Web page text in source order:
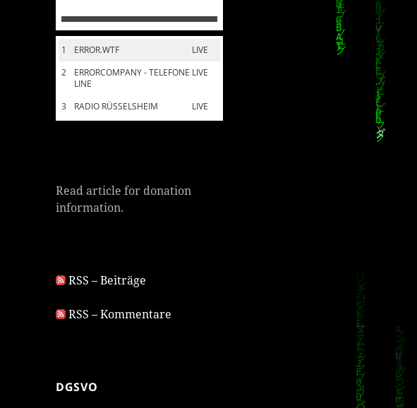
1 LIVE
ERROR.WTF
2
LIVE
ERRORCOMPANY - TELEFONE
LINE
3
LIVE
RADIO RÜSSELSHEIM
Read article for donation
information.
RSS – Beiträge
RSS – Kommentare
DGSVO